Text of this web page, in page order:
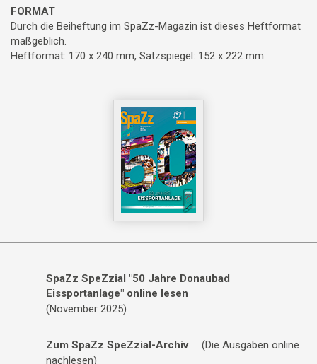
FORMAT
Durch die Beiheftung im SpaZz-Magazin ist dieses Heftformat
maßgeblich.
Heftformat: 170 x 240 mm, Satzspiegel: 152 x 222 mm
SpaZz SpeZzial "50 Jahre Donaubad
Eissportanlage" online lesen
(November 2025)
Zum SpaZz SpeZzial-Archiv
(Die Ausgaben online
nachlesen)